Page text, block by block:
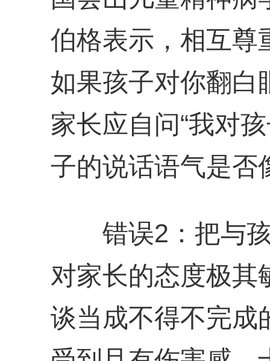
伯格表示，相互尊
如果孩子对你翻白
家长应自问“我对
子的说话语气是否
错误2：把与孩
对家长的态度极其
谈当成不得不完成